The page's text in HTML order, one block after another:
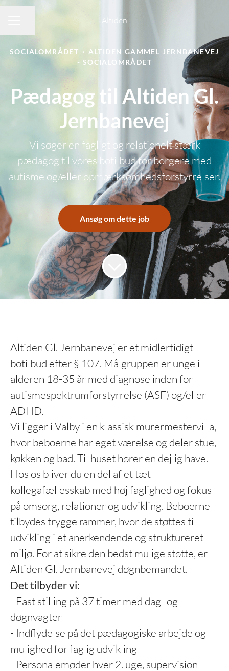
Altiden
SOCIALOMRÅDET · ALTIDEN GAMMEL JERNBANEVEJ
- SOCIALOMRÅDET
Pædagog til Altiden Gl.
Jernbanevej
Vi søger en fagligt og relationelt stærk
pædagog til vores botilbud for borgere med
autisme og/eller opmærksomhedsforstyrrelser.
Ansøg om dette job
Altiden Gl. Jernbanevej er et midlertidigt
botilbud efter § 107. Målgruppen er unge i
alderen 18-35 år med diagnose inden for
autismespektrumforstyrrelse (ASF) og/eller
ADHD.
Vi ligger i Valby i en klassisk murermestervilla,
hvor beboerne har eget værelse og deler stue,
køkken og bad. Til huset hører en dejlig have.
Hos os bliver du en del af et tæt
kollegafællesskab med høj faglighed og fokus
på omsorg, relationer og udvikling. Beboerne
tilbydes trygge rammer, hvor de støttes til
udvikling i et anerkendende og struktureret
miljø. For at sikre den bedst mulige støtte, er
Altiden Gl. Jernbanevej døgnbemandet.
Det tilbyder vi:
- Fast stilling på 37 timer med dag- og
døgnvagter
- Indflydelse på det pædagogiske arbejde og
mulighed for faglig udvikling
- Personalemøder hver 2. uge, supervision